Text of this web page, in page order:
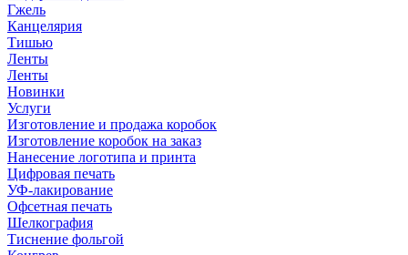
Гжель
Канцелярия
Тишью
Ленты
Ленты
Новинки
Услуги
Изготовление и продажа коробок
Изготовление коробок на заказ
Нанесение логотипа и принта
Цифровая печать
УФ-лакирование
Офсетная печать
Шелкография
Тиснение фольгой